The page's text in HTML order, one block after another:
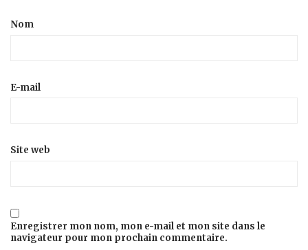
Nom
E-mail
Site web
Enregistrer mon nom, mon e-mail et mon site dans le
navigateur pour mon prochain commentaire.